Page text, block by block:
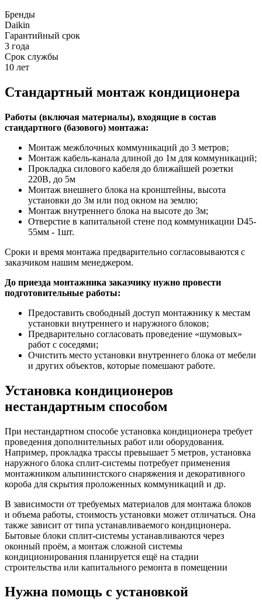
Бренды
Daikin
Гарантийный срок
3 года
Срок службы
10 лет
Стандартный монтаж кондиционера
Работы (включая материалы), входящие в состав
стандартного (базового) монтажа:
Монтаж межблочных коммуникаций до 3 метров;
Монтаж кабель-канала длиной до 1м для коммуникаций;
Прокладка силового кабеля до ближайшей розетки
220В, до 5м
Монтаж внешнего блока на кронштейны, высота
установки до 3м или под окном на землю;
Монтаж внутреннего блока на высоте до 3м;
Отверстие в капитальной стене под коммуникации D45-
55мм - 1шт.
Сроки и время монтажа предварительно согласовываются с
заказчиком нашим менеджером.
До приезда монтажника заказчику нужно провести
подготовительные работы:
Предоставить свободный доступ монтажнику к местам
установки внутреннего и наружного блоков;
Предварительно согласовать проведение «шумовых»
работ с соседями;
Очистить место установки внутреннего блока от мебели
и других объектов, которые помешают работе.
Установка кондиционеров
нестандартным способом
При нестандартном способе установка кондиционера требует
проведения дополнительных работ или оборудования.
Например, прокладка трассы превышает 5 метров, установка
наружного блока сплит-системы потребует применения
монтажником альпинистского снаряжения и декоративного
короба для скрытия проложенных коммуникаций и др.
В зависимости от требуемых материалов для монтажа блоков
и объема работы, стоимость установки может отличаться. Она
также зависит от типа устанавливаемого кондиционера.
Бытовые блоки сплит-системы устанавливаются через
оконный проём, а монтаж сложной системы
кондиционирования планируется ещё на стадии
строительства или капитального ремонта в помещении
Нужна помощь с установкой